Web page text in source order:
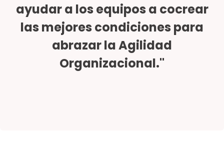
ayudar a los equipos a cocrear
las mejores condiciones para
abrazar la Agilidad
Organizacional."